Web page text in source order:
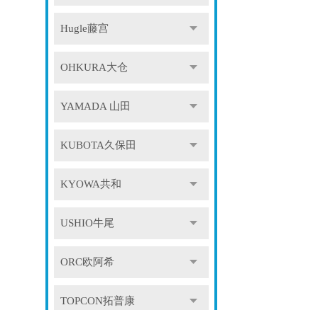
Hugle藤宫
OHKURA大仓
YAMADA 山田
KUBOTA久保田
KYOWA共和
USHIO牛尾
ORC欧阿希
TOPCON拓普康